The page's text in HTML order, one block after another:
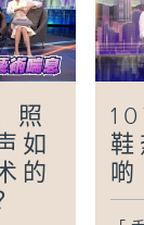
新一代学徒
我们近距离认
了解她如何学
一名土木工程
看到学徒训练
照
如
的
鞋
啲